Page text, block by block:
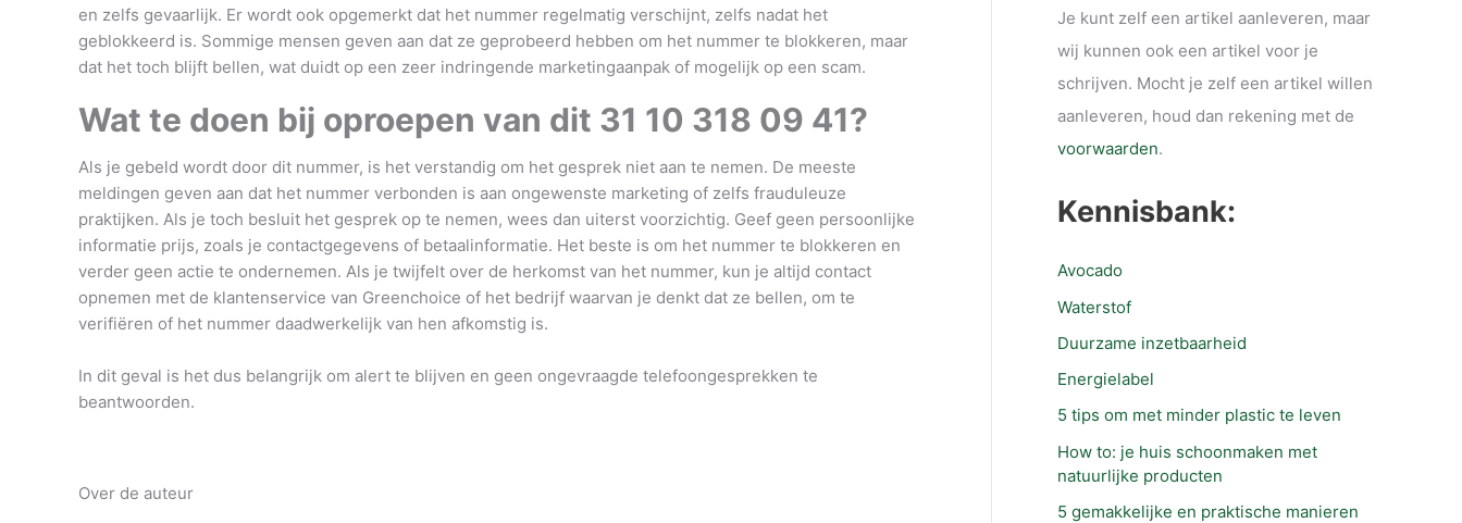
en zelfs gevaarlijk. Er wordt ook opgemerkt dat het nummer regelmatig verschijnt, zelfs nadat het
geblokkeerd is. Sommige mensen geven aan dat ze geprobeerd hebben om het nummer te blokkeren, maar
dat het toch blijft bellen, wat duidt op een zeer indringende marketingaanpak of mogelijk op een scam.
Wat te doen bij oproepen van dit 31 10 318 09 41?
Als je gebeld wordt door dit nummer, is het verstandig om het gesprek niet aan te nemen. De meeste
meldingen geven aan dat het nummer verbonden is aan ongewenste marketing of zelfs frauduleuze
praktijken. Als je toch besluit het gesprek op te nemen, wees dan uiterst voorzichtig. Geef geen persoonlijke
informatie prijs, zoals je contactgegevens of betaalinformatie. Het beste is om het nummer te blokkeren en
verder geen actie te ondernemen. Als je twijfelt over de herkomst van het nummer, kun je altijd contact
opnemen met de klantenservice van Greenchoice of het bedrijf waarvan je denkt dat ze bellen, om te
verifiëren of het nummer daadwerkelijk van hen afkomstig is.
In dit geval is het dus belangrijk om alert te blijven en geen ongevraagde telefoongesprekken te
beantwoorden.
Over de auteur
Je kunt zelf een artikel aanleveren, maar
wij kunnen ook een artikel voor je
schrijven. Mocht je zelf een artikel willen
aanleveren, houd dan rekening met de
voorwaarden.
Kennisbank:
Avocado
Waterstof
Duurzame inzetbaarheid
Energielabel
5 tips om met minder plastic te leven
How to: je huis schoonmaken met
natuurlijke producten
5 gemakkelijke en praktische manieren